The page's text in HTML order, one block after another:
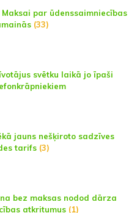
par ūdenssaimniecības
(33)
svētku laikā jo īpaši
jauns nešķiroto sadzīves
tarifs (3)
bez maksas nodod dārza
atkritumus (1)